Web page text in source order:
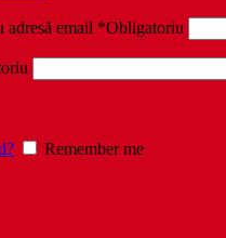
adresă email *Obligatoriu
Remember me